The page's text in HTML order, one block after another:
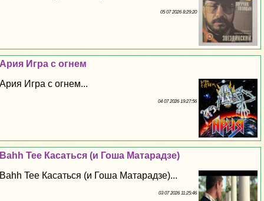
05 07 2026 8:29:20
Ария Игра с огнем
Ария Игра с огнем...
04 07 2026 19:27:56
Bahh Tee Касаться (и Гоша Матарадзе)
Bahh Tee Касаться (и Гоша Матарадзе)...
03 07 2026 11:25:46